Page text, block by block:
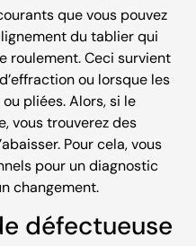
que vous pouvez
du tablier qui
roulement. Ceci survient
ou lorsque les
pliées. Alors, si le
vous trouverez des
Pour cela, vous
pour un diagnostic
changement.
défectueuse